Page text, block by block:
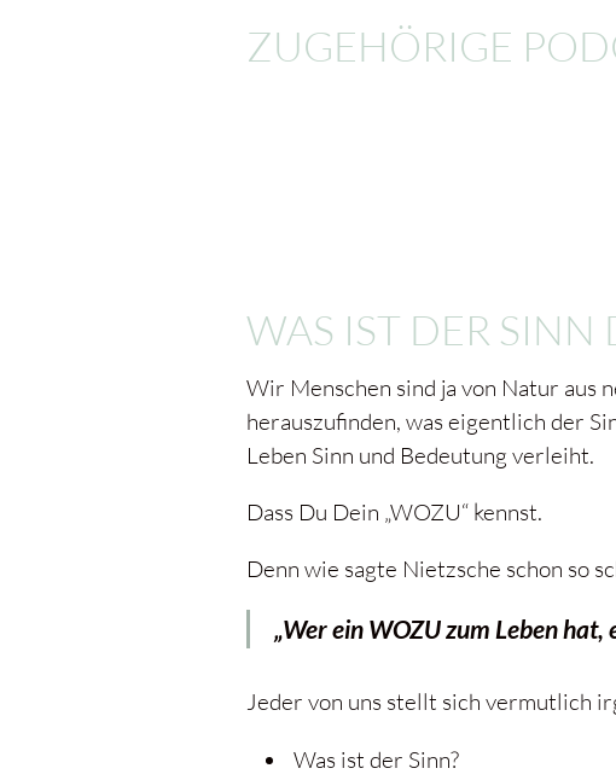
ZUGEHÖRIGE
WAS IST DER SINN
Wir Menschen sind ja von Natur aus
herauszufinden, was eigentlich der
Leben Sinn und Bedeutung verleiht.
Dass Du Dein „WOZU“ kennst.
Denn wie sagte Nietzsche schon so
„Wer ein WOZU zum Leben
Jeder von uns stellt sich vermutlich
Was ist der Sinn?